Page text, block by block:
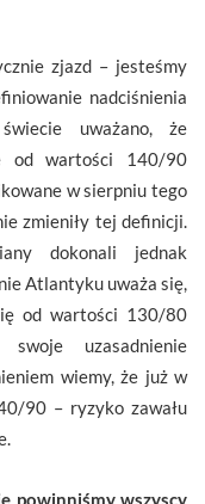
zjazd – jesteśmy
nadciśnienia
uważano, że
od wartości 140/90
w sierpniu tego
zmieniły tej definicji.
dokonali jednak
Atlantyku uważa się,
od wartości 130/80
uzasadnienie
wiemy, że już w
90 – ryzyko zawału
powinniśmy wszyscy